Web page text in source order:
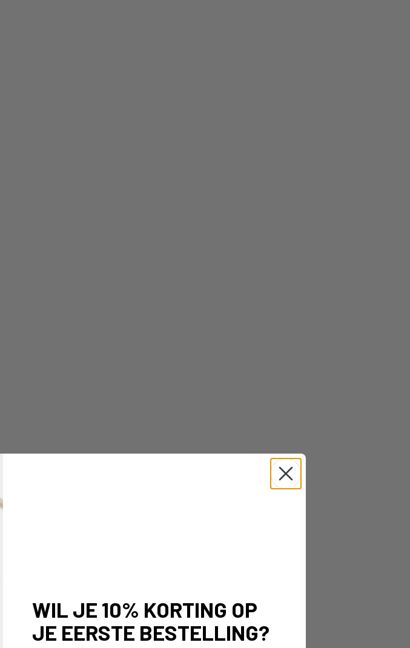
WIL JE 10% KORTING OP
JE EERSTE BESTELLING?